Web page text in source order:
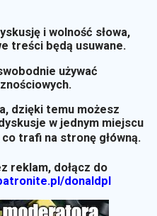
i wolność słowa,
treści będą usuwane.
używać
dzięki temu możesz
w jednym miejscu
co trafi na stronę główną.
reklam, dołącz do
donaldpl